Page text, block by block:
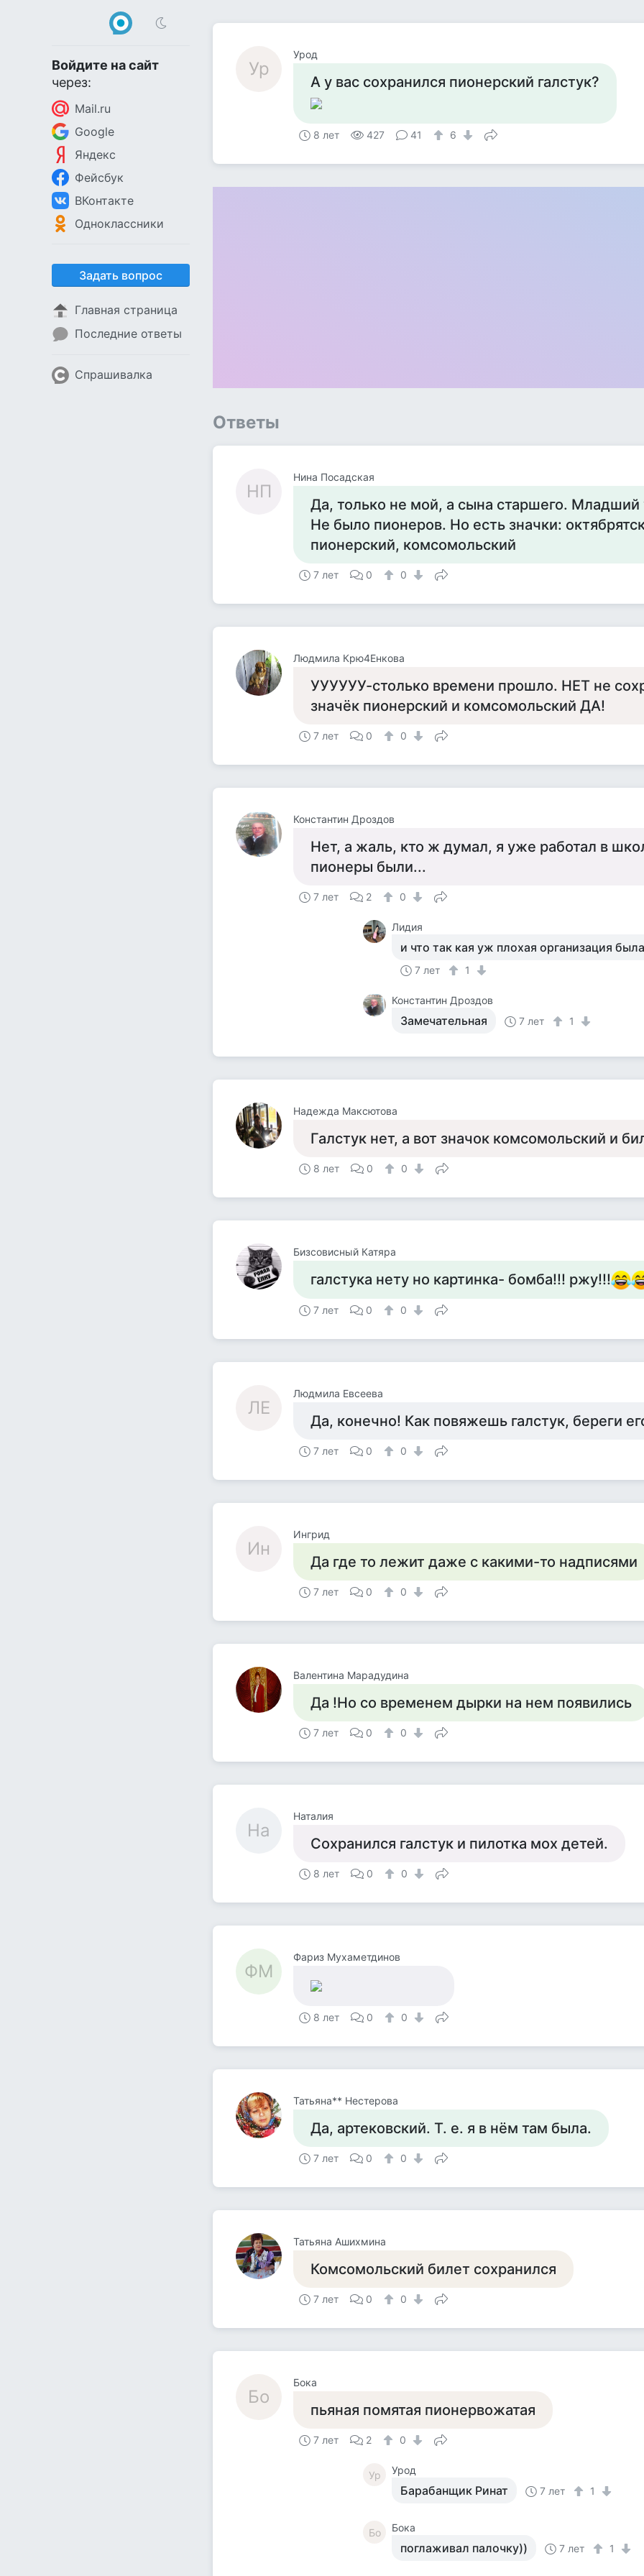
Войдите на сайт
через:
Mail.ru
Google
Яндекс
Фейсбук
ВКонтакте
Одноклассники
Задать вопрос
Главная страница
Последние ответы
Спрашивалка
Ур
Урод
А у вас сохранился пионерский галстук?
8 лет 427 41 6
Ответы
НП
Нина Посадская
Да, только не мой, а сына старшего.
Не было пионеров. Но есть значки:
пионерский, комсомольский
7 лет 0 0
Людмила Крю4Енкова
УУУУУУ-столько времени прошло. НЕТ не
значёк пионерский и комсомольский ДА!
7 лет 0 0
Константин Дроздов
Нет, а жаль, кто ж думал, я уже работал в
пионеры были...
7 лет 2 0
Лидия
и что так кая уж плохая организация
7 лет 1
Константин Дроздов
Замечательная 7 лет 1
Надежда Максютова
Галстук нет, а вот значок комсомольский и
8 лет 0 0
Бизсовисный Катяра
галстука нету но картинка- бомба!!! ржу!!!
7 лет 0 0
ЛЕ
Людмила Евсеева
Да, конечно! Как повяжешь галстук, береги
7 лет 0 0
Ин
Ингрид
Да где то лежит даже с какими-то надписями
7 лет 0 0
Валентина Марадудина
Да !Но со временем дырки на нем появились
7 лет 0 0
На
Наталия
Сохранился галстук и пилотка мох детей.
8 лет 0 0
ФМ
Фариз Мухаметдинов
8 лет 0 0
Татьяна** Нестерова
Да, артековский. Т. е. я в нём там была.
7 лет 0 0
Татьяна Ашихмина
Комсомольский билет сохранился
7 лет 0 0
Бо
Бока
пьяная помятая пионервожатая
7 лет 2 0
Ур Урод
Барабанщик Ринат 7 лет 1
Бо Бока
поглаживал палочку)) 7 лет 1